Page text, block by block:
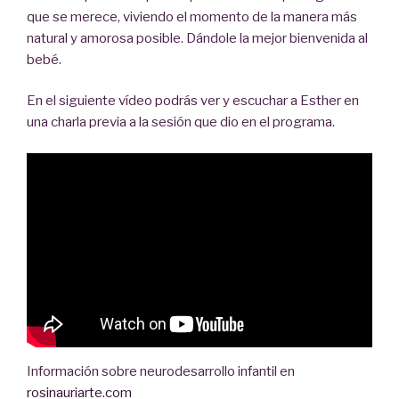
que se merece, viviendo el momento de la manera más
natural y amorosa posible. Dándole la mejor bienvenida al
bebé.
En el siguiente vídeo podrás ver y escuchar a Esther en
una charla previa a la sesión que dio en el programa.
Información sobre neurodesarrollo infantil en
rosinauriarte.com